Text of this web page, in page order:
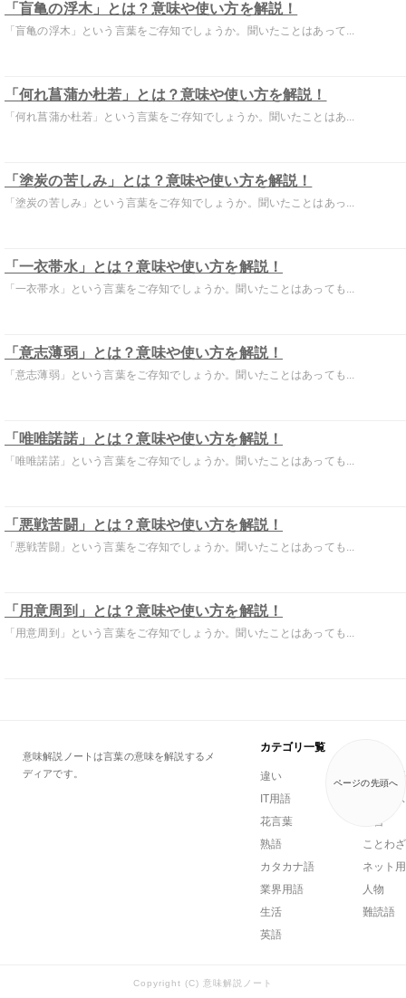
「盲亀の浮木」とは？意味や使い方を解説！
「盲亀の浮木」という言葉をご存知でしょうか。聞いたことはあって...
「何れ菖蒲か杜若」とは？意味や使い方を解説！
「何れ菖蒲か杜若」という言葉をご存知でしょうか。聞いたことはあ...
「塗炭の苦しみ」とは？意味や使い方を解説！
「塗炭の苦しみ」という言葉をご存知でしょうか。聞いたことはあっ...
「一衣帯水」とは？意味や使い方を解説！
「一衣帯水」という言葉をご存知でしょうか。聞いたことはあっても...
「意志薄弱」とは？意味や使い方を解説！
「意志薄弱」という言葉をご存知でしょうか。聞いたことはあっても...
「唯唯諾諾」とは？意味や使い方を解説！
「唯唯諾諾」という言葉をご存知でしょうか。聞いたことはあっても...
「悪戦苦闘」とは？意味や使い方を解説！
「悪戦苦闘」という言葉をご存知でしょうか。聞いたことはあっても...
「用意周到」とは？意味や使い方を解説！
「用意周到」という言葉をご存知でしょうか。聞いたことはあっても...
ページの先頭へ
意味解説ノートは言葉の意味を解説するメ
ディアです。
カテゴリ一覧
違い
一般用語
IT用語
ビジネ
花言葉
方言
熟語
ことわ
カタカナ語
ネット
業界用語
人物
生活
難読語
英語
Copyright (C) 意味解説ノート